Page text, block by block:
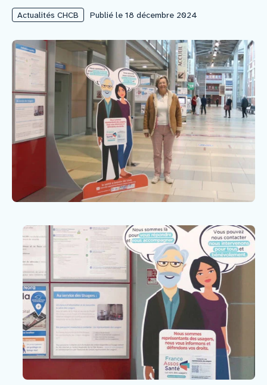
Contact
Actualités CHCB Publié le 18 décembre 2024